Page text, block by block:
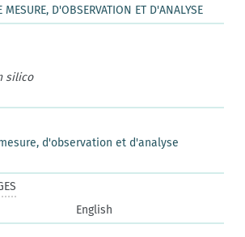
MESURE, D'OBSERVATION ET D'ANALYSE
silico
d'observation et d'analyse
English